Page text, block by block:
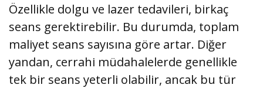
Özellikle dolgu ve lazer tedavileri, birkaç
seans gerektirebilir. Bu durumda, toplam
maliyet seans sayısına göre artar. Diğer
yandan, cerrahi müdahalelerde genellikle
tek bir seans yeterli olabilir, ancak bu tür